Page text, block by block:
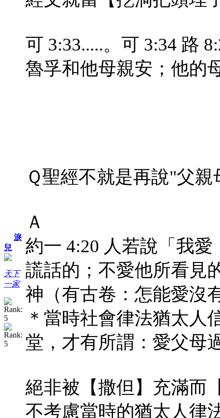
淚
兒
天下
一家
可 3:33.....。可 3:34 路
魯孚和他母親安；他的
Ｑ聖經不就是再說"父
Ａ
約一 4:20 人若說「我
謊話的；不愛他所看
神（有古卷：怎能愛
＊當時社會律法猶太人
堂，才有所謂：愛父母
絕非被【撒但】充滿而
不考慮當時的猶太人律